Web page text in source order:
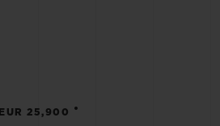
EUR 25,900 •